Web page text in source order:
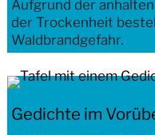
Aufgrund der
der Trockenheit
Waldbrandgefahr.
Gedichte im